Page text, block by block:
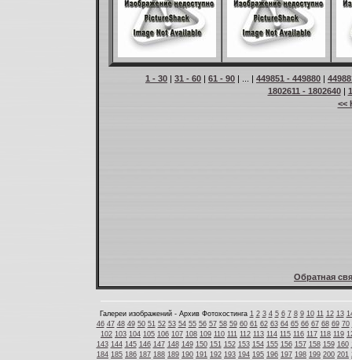
1 - 30 | 31 - 60 | 61 - 90 | ... | 449851 - 449880 |
1802611 - 1802640|
<<
Обратная
Галереи изображений - Архив Фотохостинга 1 2 3 4 5 6 7 8 9 10 11 12 13
46 47 48 49 50 51 52 53 54 55 56 57 58 59 60 61 62 63 64 65 66 67 68 69 70
102 103 104 105 106 107 108 109 110 111 112 113 114 115 116 117 118 119
143 144 145 146 147 148 149 150 151 152 153 154 155 156 157 158 159 160
184 185 186 187 188 189 190 191 192 193 194 195 196 197 198 199 200 201